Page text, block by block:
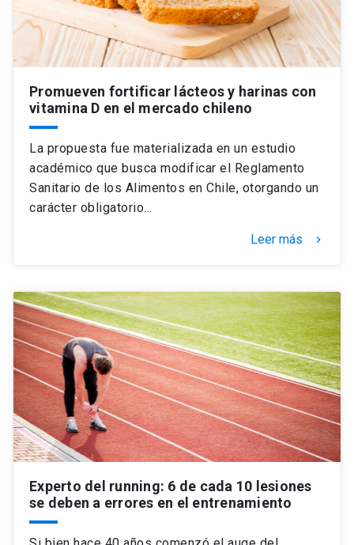
Promueven fortificar lácteos y harinas con
vitamina D en el mercado chileno
La propuesta fue materializada en un estudio
académico que busca modificar el Reglamento
Sanitario de los Alimentos en Chile, otorgando un
carácter obligatorio…
Leer más keyboard_arrow_right
Experto del running: 6 de cada 10 lesiones
se deben a errores en el entrenamiento